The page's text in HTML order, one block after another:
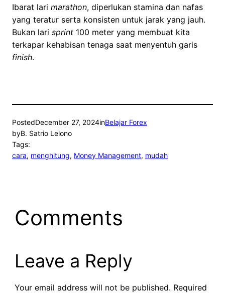
Ibarat lari marathon, diperlukan stamina dan nafas
yang teratur serta konsisten untuk jarak yang jauh.
Bukan lari sprint 100 meter yang membuat kita
terkapar kehabisan tenaga saat menyentuh garis
finish.
PostedDecember 27, 2024inBelajar Forex
byB. Satrio Lelono
Tags:
cara, menghitung, Money Management, mudah
Comments
Leave a Reply
Your email address will not be published. Required